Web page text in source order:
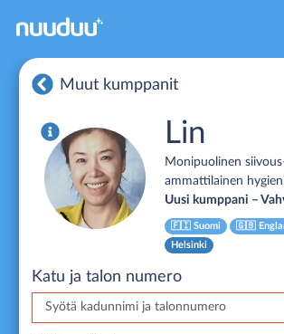
Muut kumppanit
Lin
Monipuolinen
ammattilainen
Uusi kumppani –
🇫🇮Suomi 🇬🇧
Helsinki
Katu ja talon numero